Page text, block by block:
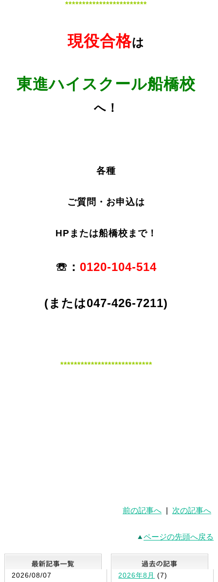
************************
現役合格は
東進ハイスクール船橋校
へ！
各種
ご質問・お申込は
HPまたは船橋校まで！
☏： 0120-104-514
(または047-426-7211)
***************************
前の記事へ 次の記事へ
ページの先頭へ戻る
最新記事一覧
2026/08/07
2026年8月 (7)